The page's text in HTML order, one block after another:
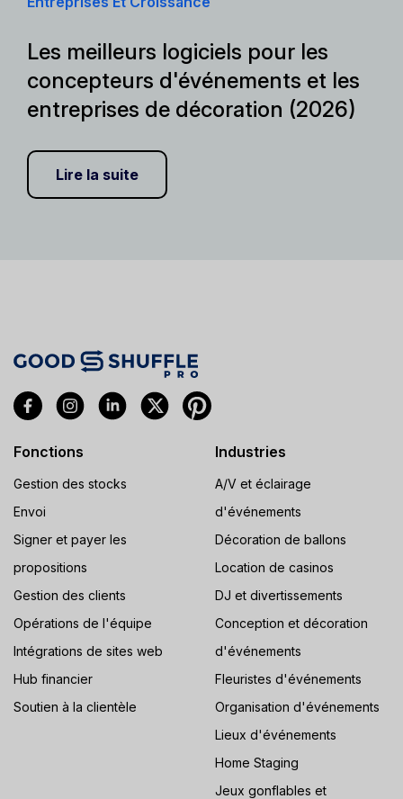
Les meilleurs logiciels pour les
concepteurs d'événements et les
entreprises de décoration (2026)
Lire la suite
Fonctions
Gestion des stocks
Envoi
Signer et payer les
propositions
Gestion des clients
Opérations de l'équipe
Intégrations de sites web
Hub financier
Soutien à la clientèle
Industries
A/V et éclairage
d'événements
Décoration de ballons
Location de casinos
DJ et divertissements
Conception et décoration
d'événements
Fleuristes d'événements
Organisation d'événements
Lieux d'événements
Home Staging
Jeux gonflables et